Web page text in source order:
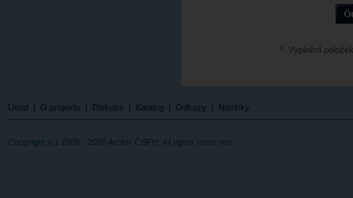
* Vyplnění
Úvod | O projektu | Diskuze | Katalog | Odkazy | Novinky
Copyright (c) 2009 - 2026 Archiv ČSFH. All rights reserved.